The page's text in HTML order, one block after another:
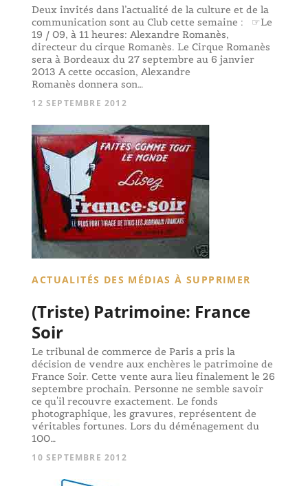
Deux invités dans l’actualité de la culture et de la
communication sont au Club cette semaine : ☞Le
19 / 09, à 11 heures: Alexandre Romanès,
directeur du cirque Romanès. Le Cirque Romanès
sera à Bordeaux du 27 septembre au 6 janvier
2013 A cette occasion, Alexandre
Romanès donnera son…
12 SEPTEMBRE 2012
ACTUALITÉS DES MÉDIAS À SUPPRIMER
(Triste) Patrimoine: France
Soir
Le tribunal de commerce de Paris a pris la
décision de vendre aux enchères le patrimoine de
France Soir. Cette vente aura lieu finalement le 26
septembre prochain. Personne ne semble savoir
ce qu'il recouvre exactement. Le fonds
photographique, les gravures, représentent de
véritables fortunes. Lors du déménagement du
100…
10 SEPTEMBRE 2012